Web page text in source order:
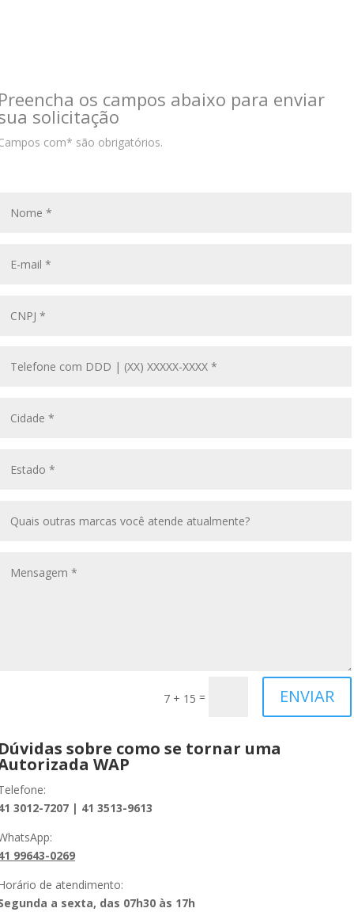
os campos abaixo para enviar
solicitação
com* são obrigatórios.
7 + 15 = ENVIAR
sobre como se tornar uma
WAP
3012-7207 | 41 3513-9613
99643-0269
de atendimento:
a sexta, das 07h30 às 17h